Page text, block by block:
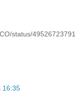
status/49526723791
16:35